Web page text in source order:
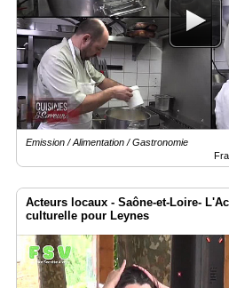
Emission / Alimentation / Gastronomie
Acteurs locaux - Saône-et-Loire-
culturelle pour Leynes